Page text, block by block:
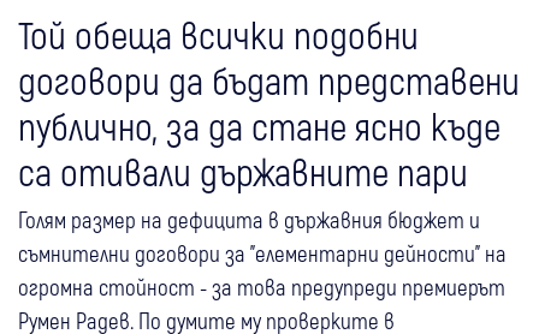
Той обеща всички подобни
договори да бъдат представени
публично, за да стане ясно къде
са отивали държавните пари
Голям размер на дефицита в държавния бюджет и
съмнителни договори за "елементарни дейности" на
огромна стойност - за това предупреди премиерът
Румен Радев. По думите му проверките в